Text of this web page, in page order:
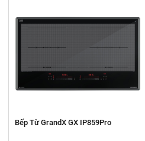
Bếp Từ GrandX GX IP859Pro